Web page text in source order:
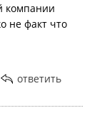
компании
не факт что
ответить